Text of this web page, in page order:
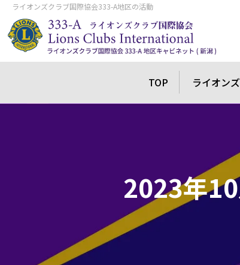
ライオンズクラブ国際協会333-A地区の活動
TOP ライオン
2023年